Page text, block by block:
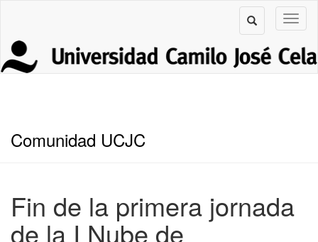
Comunidad UCJC
Fin de la primera jornada
de la I Nube de